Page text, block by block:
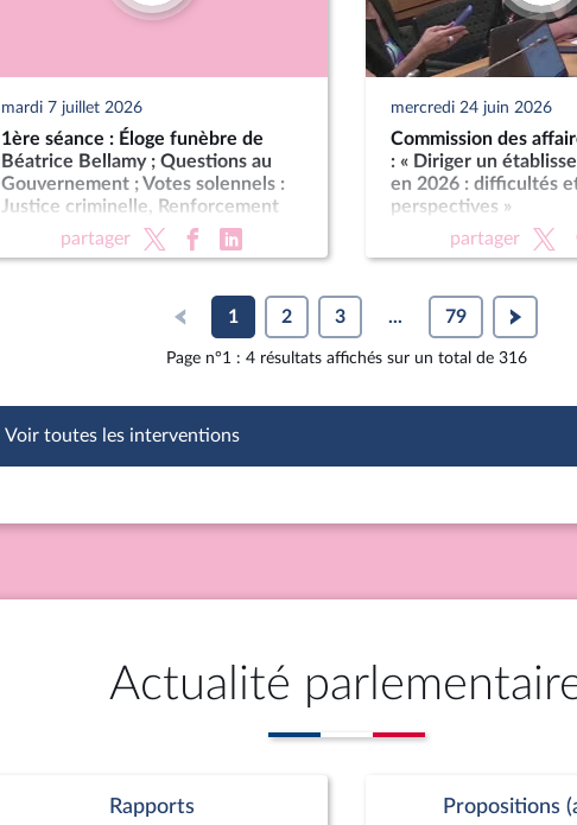
mardi 7 juillet 2026
1ère séance : Éloge funèbre de
Béatrice Bellamy ; Questions au
Gouvernement ; Votes solennels :
Justice criminelle, Renforcement
des juridictions criminelles ;
Présomption de légitime défense
partager
mercredi 24 juin 2026
Commission des
: « Diriger un
en 2026 : difficultés
perspectives »
partager
1 2 3 ... 79
Page n°1 : 4 résultats affichés sur un total de 316
Voir toutes les interventions
Actualité
Rapports Propositions